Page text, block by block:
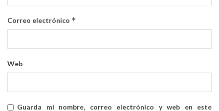
Correo electrónico *
Web
Guarda mi nombre, correo electrónico y web en este